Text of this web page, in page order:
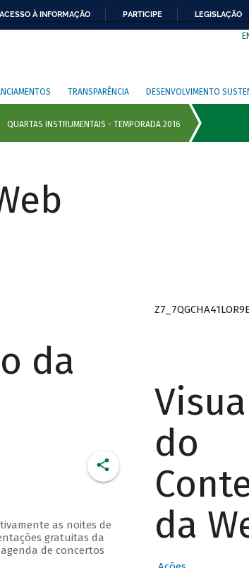
ACESSO À INFORMAÇÃO PARTICIPE LEGISLAÇÃO
TRANSPARÊNCIA DESENVOLVIMENTO
da
as noites de
gratuitas da
de concertos
do
da